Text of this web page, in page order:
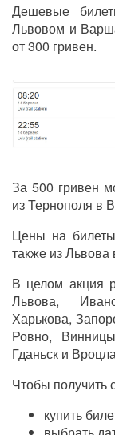
Дешевые
Львовом и
от 300 гривен.
За 500 гривен
из Тернополя в
Цены на
также из Львова
В целом акция
Львова,
Харькова,
Ровно,
Гданьск и
Чтобы получить
купить